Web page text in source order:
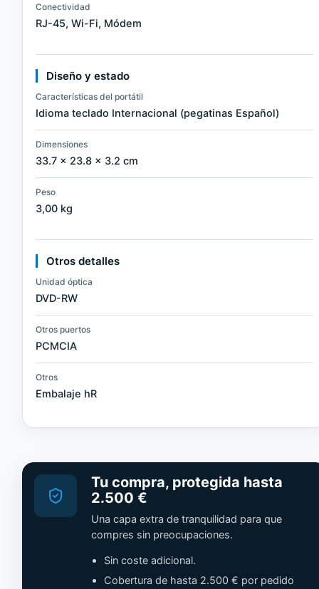
Conectividad
RJ-45, Wi-Fi, Módem
Diseño y estado
Características del portátil
Idioma teclado Internacional (pegatinas Español)
Dimensiones
33.7 × 23.8 × 3.2 cm
Peso
3,00 kg
Otros detalles
Unidad óptica
DVD-RW
Otros puertos
PCMCIA
Otros
Embalaje hR
Tu compra, protegida hasta
2.500 €
Una capa extra de tranquilidad para que
compres sin preocupaciones.
Sin coste adicional.
Cobertura de hasta 2.500 € por pedido